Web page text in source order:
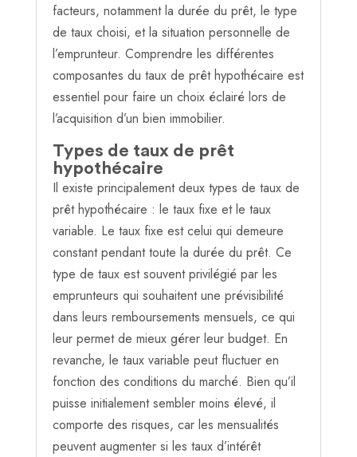
facteurs, notamment la durée du prêt, le type
de taux choisi, et la situation personnelle de
l’emprunteur. Comprendre les différentes
composantes du taux de prêt hypothécaire est
essentiel pour faire un choix éclairé lors de
l’acquisition d’un bien immobilier.
Types de taux de prêt
hypothécaire
Il existe principalement deux types de taux de
prêt hypothécaire : le taux fixe et le taux
variable. Le taux fixe est celui qui demeure
constant pendant toute la durée du prêt. Ce
type de taux est souvent privilégié par les
emprunteurs qui souhaitent une prévisibilité
dans leurs remboursements mensuels, ce qui
leur permet de mieux gérer leur budget. En
revanche, le taux variable peut fluctuer en
fonction des conditions du marché. Bien qu’il
puisse initialement sembler moins élevé, il
comporte des risques, car les mensualités
peuvent augmenter si les taux d’intérêt